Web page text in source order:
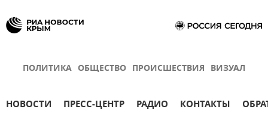
ПОЛИТИКА ОБЩЕСТВО ПРОИСШЕСТВИЯ ВИЗУАЛ
НОВОСТИ ПРЕСС-ЦЕНТР РАДИО КОНТАКТЫ